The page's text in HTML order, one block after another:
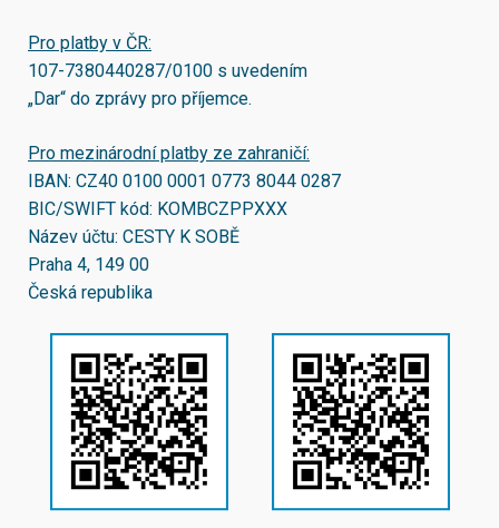
Pro platby v ČR:
107-7380440287/0100 s uvedením
„Dar“ do zprávy pro příjemce.
Pro mezinárodní platby ze zahraničí:
IBAN: CZ40 0100 0001 0773 8044 0287
BIC/SWIFT kód: KOMBCZPPXXX
Název účtu: CESTY K SOBĚ
Praha 4, 149 00
Česká republika